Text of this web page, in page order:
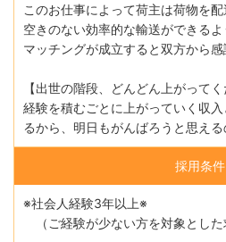
このお仕事によって荷主は荷物を
空きのない効率的な輸送ができるよ
マッチングが成立すると双方から感
【出世の階段、どんどん上がってく
経験を積むごとに上がっていく収
るから、明日もがんばろうと思え
採用条件
※社会人経験3年以上※
（ご経験が少ない方を対象とした